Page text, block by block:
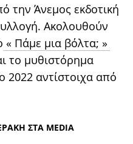
την Άνεμος εκδοτική
Ακολουθούν
« Πάμε μια βόλτα; »
το μυθιστόρημα
2022 αντίστοιχα από
ΣΤΑ MEDIA